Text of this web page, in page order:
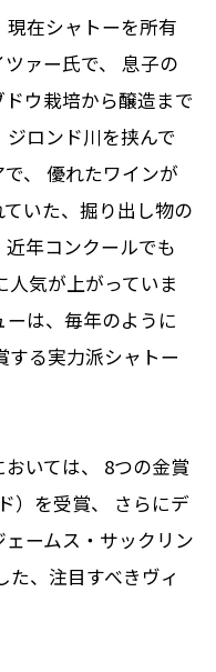
現在シャトーを所有
ァー氏で、 息子の
ウ栽培から醸造まで
ロンド川を挟んで
、 優れたワインが
いた、掘り出し物の
年コンクールでも
気が上がっていま
は、毎年のように
する実力派シャトー
いては、 8つの金賞
）を受賞、 さらにデ
ームス・サックリン
た、注目すべきヴィ